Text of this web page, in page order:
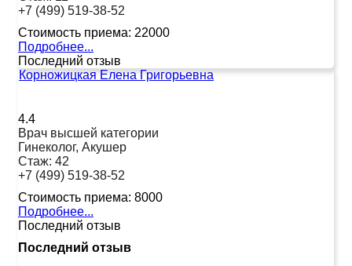
+7 (499) 519-38-52
Стоимость приема: 22000
Подробнее...
Последний отзыв
Корножицкая Елена Григорьевна
4.4
Врач высшей категории
Гинеколог, Акушер
Стаж: 42
+7 (499) 519-38-52
Стоимость приема: 8000
Подробнее...
Последний отзыв
Последний отзыв